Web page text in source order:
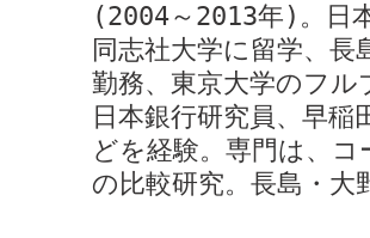
(2004～2013年)。日
同志社大学に留学、長
勤務、東京大学のフル
日本銀行研究員、早
どを経験。専門は、
の比較研究。長島・大